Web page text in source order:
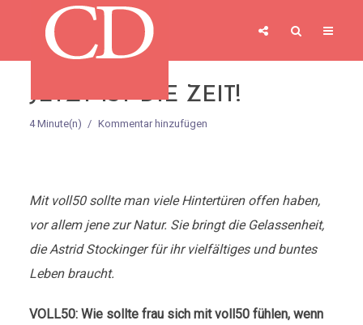
JETZT IST DIE ZEIT!
4 Minute(n) Kommentar hinzufügen
Mit voll50 sollte man viele Hintertüren offen haben,
vor allem jene zur Natur. Sie bringt die Gelassenheit,
die Astrid Stockinger für ihr vielfältiges und buntes
Leben braucht.
VOLL50: Wie sollte frau sich mit voll50 fühlen, wenn